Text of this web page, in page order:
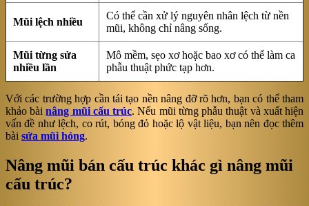
Mũi lệch nhiều
Có thể cần xử lý nguyên nhân lệch từ nền
mũi, không chỉ nâng sống.
Mũi từng sửa
nhiều lần
Mô mềm, sẹo xơ hoặc bao xơ có thể làm ca
phẫu thuật phức tạp hơn.
Với các trường hợp cần tái tạo nền nâng đỡ rõ hơn, bạn có thể tham
khảo bàinâng mũi cấu trúc. Nếu mũi từng phẫu thuật và xuất hiện
vấn đề như lệch, co rút, bóng đỏ hoặc lộ vật liệu, bạn nên đọc thêm
bài sửa mũi hỏng.
Nâng mũi bán cấu trúc khác gì nâng mũi
cấu trúc?